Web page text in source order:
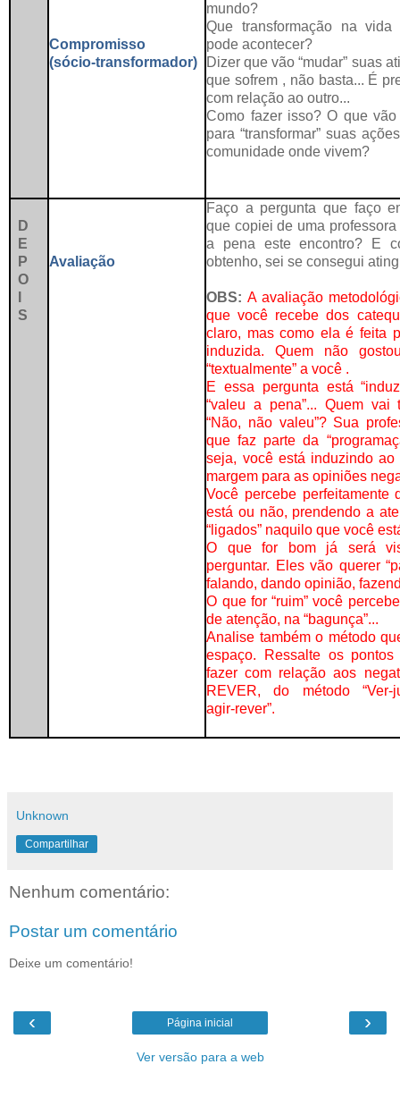
Compromisso
(sócio-transformador)
mundo?
Que transformação na
pode acontecer?
Dizer que vão “mudar” suas
que sofrem , não basta... É
com relação ao outro...
Como fazer isso? O que
para “transformar” suas
comunidade onde vivem?
D
E
P
O
S
Avaliação
Faço a pergunta que faço
que copiei de uma
a pena este encontro? E
obtenho, sei se consegui
OBS: A avaliação
que você recebe dos
claro, mas como ela é feita
induzida. Quem não
“textualmente” a você .
E essa pergunta está
“valeu a pena”... Quem
“Não, não valeu”? Sua
que faz parte da
seja, você está induzindo
margem para as opiniões
Você percebe perfeitamente
está ou não, prendendo a
“ligados” naquilo que você
O que for bom já será
perguntar. Eles vão querer
falando, dando opinião,
O que for “ruim” você
de atenção, na “bagunça”...
Analise também o método
espaço. Ressalte os
fazer com relação aos
REVER, do método “Ver-
agir-rever”.
Unknown
Compartilhar
Nenhum comentário:
Postar um comentário
Deixe um comentário!
‹ ›
Página inicial
Ver versão para a web